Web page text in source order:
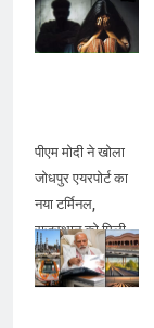
गिरफ्तार
पीएम मोदी ने खोला
जोधपुर एयरपोर्ट का
नया टर्मिनल,
राजस्थान को मिली
480 करोड़ की
सौगात